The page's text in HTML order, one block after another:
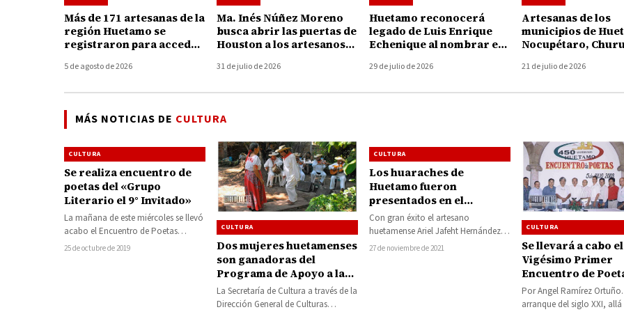
Más de 171 artesanas de la
región Huetamo se
registraron para acceder
ApoyArte
5 de agosto de 2026
Ma. Inés Núñez Moreno
busca abrir las puertas de
Houston a los artesanos
31 de julio de 2026
Huetamo reconocerá
legado de Luis Enrique
Echenique al nombrar en
Cultura
29 de julio de 2026
Artesanas de los
municipios de
Nocupétaro,
podrán acceder a
pesos
21 de julio de 2026
MÁS NOTICIAS DE CULTURA
CULTURA
Se realiza encuentro de
poetas del «Grupo
Literario el 9° Invitado»
La mañana de este miércoles se llevó
acabo el Encuentro de Poetas
“Grupo Literario el 9° Invitado”,
25 de octubre de 2019
CULTURA
Dos mujeres huetamenses
son ganadoras del
Programa de Apoyo a las
Culturas Municipales y
Comunitarias (PACMYC)
La Secretaría de Cultura a través de la
Dirección General de Culturas
CULTURA
Los huaraches de
Huetamo fueron
presentados en el
Complejo Cultural Los
Pinos de la Ciudad de
México
Con gran éxito el artesano
huetamense Ariel Jafeht Hernández
Delgado, presentó en días pasados
27 de noviembre de 2021
CULTURA
Se llevará a cabo el
Vigésimo Primer
Encuentro de
Tierra Caliente en
Huetamo, se
Por Angel Ramírez
arranque del siglo XXI, allá